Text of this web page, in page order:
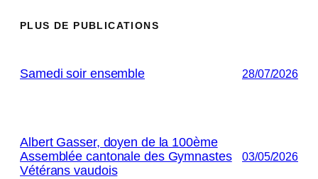
PLUS DE PUBLICATIONS
Samedi soir ensemble 28/07/2026
Albert Gasser, doyen de la 100ème
Assemblée cantonale des Gymnastes
Vétérans vaudois
03/05/2026